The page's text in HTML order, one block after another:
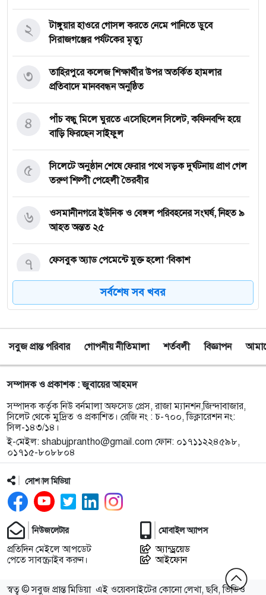
টাঙ্গুয়ার হাওরে গোসল করতে নেমে পানিতে ডুবে
সিরাজগঞ্জের পর্যটকের মৃত্যু
২
তাহিরপুরে কলেজ শিক্ষার্থীর উপর অতর্কিত হামলার
প্রতিবাদে মানববন্ধন অনুষ্ঠিত
৩
পাঁচ বন্ধু মিলে ঘুরতে এসেছিলেন সিলেট, কফিনবন্দি হয়ে
বাড়ি ফিরছেন সাইফুল
৪
সিলেটে অনুষ্ঠান শেষে ফেরার পথে সড়ক দুর্ঘটনায় প্রাণ গেল
তরুণ শিল্পী পেহেলী ভৈরবীর
৫
ওসমানীনগরে ইউনিক ও বেঙ্গল পরিবহনের সংঘর্ষ, নিহত ৯
আহত অন্তত ২৫
৬
ফেসবুক অ্যাড পেমেন্টে যুক্ত হলো ‘বিকাশ
৭
সিলেটে চার বছরের শিশু ফাহিমা ধর্ষণ ও হত্যা মামলায়
৮
নয়াদিল্লিতে সাজাপ্রাপ্ত গণহত্যাকারী শেখ হাসিনাকে
সংবাদমাধ্যমের মুখোমুখি হতে দেওয়ায় ঢাকার তীব্র ক্ষোভ
৯
বড়লেখায় গণভোটের রায় ও জুলাই সনদ বাস্তবায়নের
দাবিতে জামায়াতের সমাবেশ ও গণমিছিল
১০
গোয়াইনঘাটে ১৭০ বোতল ভারতীয় ইস্কাফ কফ সিরাপ
উদ্ধার, গ্রেপ্তার ১
১১
জুলাই গণঅভ্যুত্থান দিবস উপলক্ষে জকিগঞ্জে আলোচনা
সভা
১২
জকিগঞ্জে নিরাপদ ও টেকসই কৃষি নিশ্চিতে জৈবিক উপাদান
ব্যবহারে নারীদের অংশগ্রহণ বিষয়ক মতবিনিময় সভা
১৩
টাঙ্গুয়ার হাওর অবৈধভাবে অনুপ্রবেশের দায়ে ৬ হাউসবোটে
১৪
সর্বশেষ সব খবর
সবুজ প্রান্ত পরিবার গোপনীয় নীতিমালা শর্তবলী বিজ্ঞাপন
সম্পাদক ও প্রকাশক : জুবায়ের আহমদ
সম্পাদক কর্তৃক নিউ বর্নমালা অফসেড প্রেস, রাজা ম্যানশন,জিন্দাবাজার,
সিলেট থেকে মুদ্রিত ও প্রকাশিত। রেজি নং : চ-৭০০, ডিক্লারেশন নং:
সিল-১৪৩/১৪।
ই-মেইল: shabujprantho@gmail.com ফোন: ০১৭১১২২৪৫৯৮,
০১৭১৫-৮০৮৮০৪
সোশ্যাল মিডিয়া
নিউজলেটার
প্রতিদিন মেইলে আপডেট
পেতে সাবস্ক্রাইব করুন।
মোবাইল অ্যাপস
অ্যান্ড্রয়েড
আইফোন
স্বত্ব © সবুজ প্রান্ত মিডিয়া এই ওয়েবসাইটের কোনো লেখা, ছবি, ভিডিও